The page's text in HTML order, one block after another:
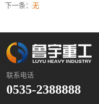
下一条： 无
联系电话
0535-2388888